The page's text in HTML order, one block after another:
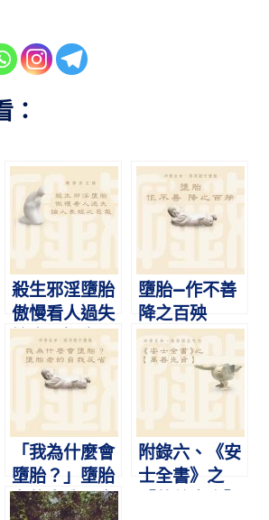
：
殺生邪淫墮胎
傲慢看人過失
論人長短之惡
報
墮胎—作不善
降之百殃
「我為什麼會
墮胎？」墮胎
者的自我反省
附錄六、《安
士全書》之